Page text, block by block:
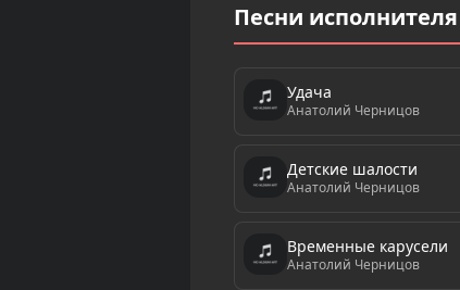
Песни
Удача
Анатолий Черницов
Детские шалости
Анатолий Черницов
Временные карусели
Анатолий Черницов